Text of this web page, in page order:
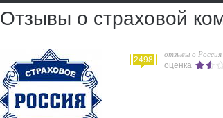
Отзывы о страховой
2498
отзывы о Россия
оценка